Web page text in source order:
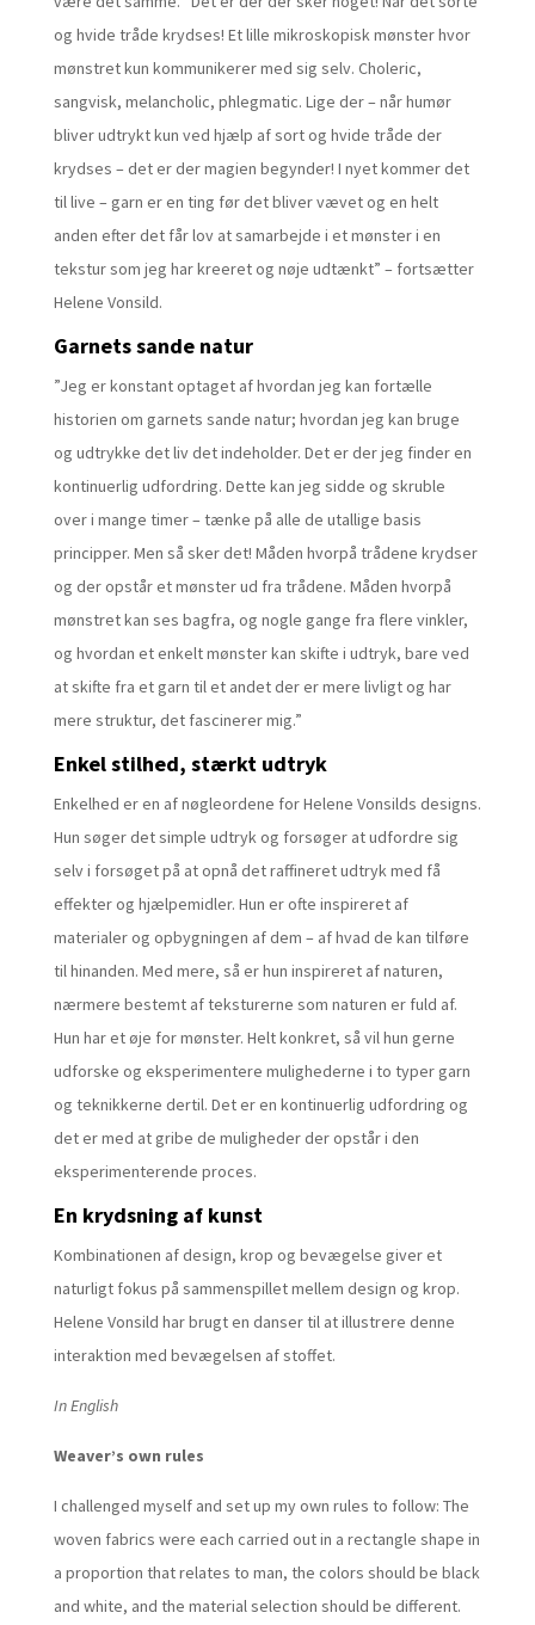
og hvide tråde krydses! Et lille mikroskopisk mønster hvor
mønstret kun kommunikerer med sig selv. Choleric,
sangvisk, melancholic, phlegmatic. Lige der – når humør
bliver udtrykt kun ved hjælp af sort og hvide tråde der
krydses – det er der magien begynder! I nyet kommer det
til live – garn er en ting før det bliver vævet og en helt
anden efter det får lov at samarbejde i et mønster i en
tekstur som jeg har kreeret og nøje udtænkt” – fortsætter
Helene Vonsild.
Garnets sande natur
”Jeg er konstant optaget af hvordan jeg kan fortælle
historien om garnets sande natur; hvordan jeg kan bruge
og udtrykke det liv det indeholder. Det er der jeg finder en
kontinuerlig udfordring. Dette kan jeg sidde og skruble
over i mange timer – tænke på alle de utallige basis
principper. Men så sker det! Måden hvorpå trådene krydser
og der opstår et mønster ud fra trådene. Måden hvorpå
mønstret kan ses bagfra, og nogle gange fra flere vinkler,
og hvordan et enkelt mønster kan skifte i udtryk, bare ved
at skifte fra et garn til et andet der er mere livligt og har
mere struktur, det fascinerer mig.”
Enkel stilhed, stærkt udtryk
Enkelhed er en af nøgleordene for Helene Vonsilds designs.
Hun søger det simple udtryk og forsøger at udfordre sig
selv i forsøget på at opnå det raffineret udtryk med få
effekter og hjælpemidler. Hun er ofte inspireret af
materialer og opbygningen af dem – af hvad de kan tilføre
til hinanden. Med mere, så er hun inspireret af naturen,
nærmere bestemt af teksturerne som naturen er fuld af.
Hun har et øje for mønster. Helt konkret, så vil hun gerne
udforske og eksperimentere mulighederne i to typer garn
og teknikkerne dertil. Det er en kontinuerlig udfordring og
det er med at gribe de muligheder der opstår i den
eksperimenterende proces.
En krydsning af kunst
Kombinationen af design, krop og bevægelse giver et
naturligt fokus på sammenspillet mellem design og krop.
Helene Vonsild har brugt en danser til at illustrere denne
interaktion med bevægelsen af stoffet.
In English
Weaver’s own rules
I challenged myself and set up my own rules to follow: The
woven fabrics were each carried out in a rectangle shape in
a proportion that relates to man, the colors should be black
and white, and the material selection should be different.